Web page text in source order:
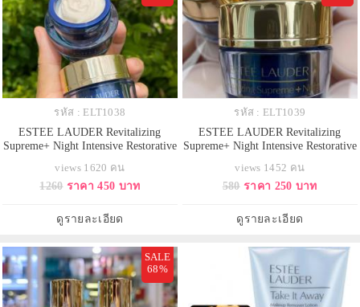
รหัส : ELT1038
ESTEE LAUDER Revitalizing
Supreme+ Night Intensive Restorative
บำรุงเข้มข้นสูตรกลางคืนที่ช่วย
บำรุงผิวอย่างล้ำลึกด้วยประสิทธิภาพ
จางลงและมอบผิวที่รู้สึกกระชับจน
รู้สึกได้ด้วยสูตรอันทรงประ
views 1620 คน
1260 ราคา 450 บาท
ดูรายละเอียด
รหัส : ELT1039
ESTEE LAUDER Revitalizing
Supreme+ Night Intensive Restorative
เข้มข้นสูตรกลางคืนที่ช่วยบำรุงผิว
อย่างล้ำลึกด้วยประสิทธิภาพรอบ
และมอบผิวที่รู้สึกกระชับจนรู้สึกได้
ด้วยสูตรอันทรงประ
views 1452 คน
580 ราคา 250 บาท
ดูรายละเอียด
SALE
68%